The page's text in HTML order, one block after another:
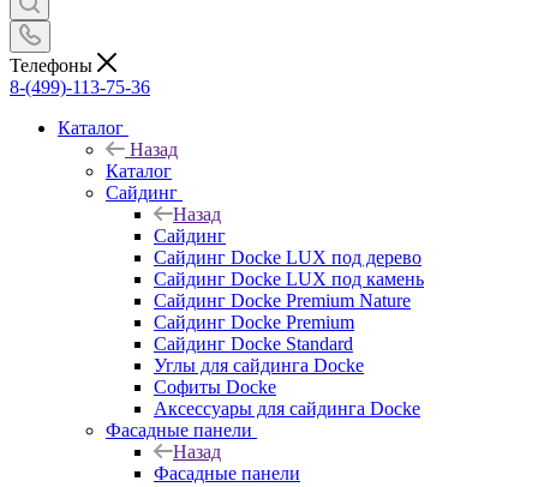
Телефоны
8-(499)-113-75-36
Каталог
Назад
Каталог
Сайдинг
Назад
Сайдинг
Сайдинг Docke LUX под дерево
Сайдинг Docke LUX под камень
Сайдинг Docke Premium Nature
Сайдинг Docke Premium
Сайдинг Docke Standard
Углы для сайдинга Docke
Софиты Docke
Аксессуары для сайдинга Docke
Фасадные панели
Назад
Фасадные панели